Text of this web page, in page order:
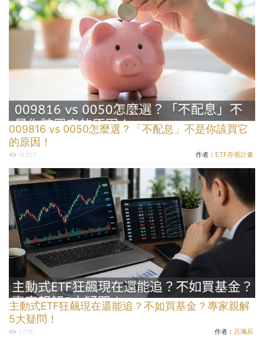
009816 vs 0050怎麼選？「不配息」不是你該買它
的原因！
18,857 作者： ETF存股計畫
主動式ETF狂飆現在還能追？不如買基金？專家親解
5大疑問！
1,776 作者： 呂珮辰